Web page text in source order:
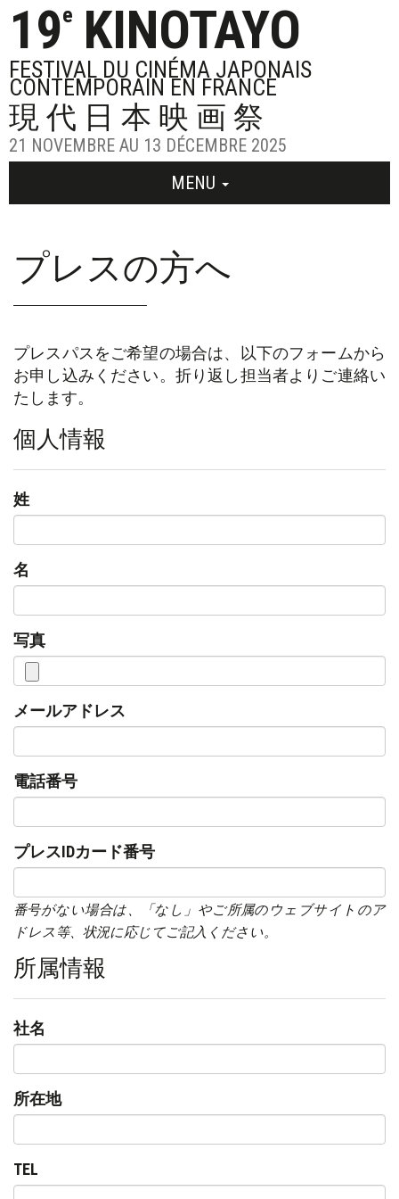
19eKINOTAYO
FESTIVAL DU CINÉMA JAPONAIS
CONTEMPORAIN EN FRANCE
現代日本映画祭
21 NOVEMBRE AU 13 DÉCEMBRE 2025
MENU
プレスの方へ
プレスパスをご希望の場合は、以下のフォームから
お申し込みください。折り返し担当者よりご連絡い
たします。
個人情報
姓
名
写真
メールアドレス
電話番号
プレスIDカード番号
番号がない場合は、「なし」やご所属のウェブサイトのア
ドレス等、状況に応じてご記入ください。
所属情報
社名
所在地
TEL